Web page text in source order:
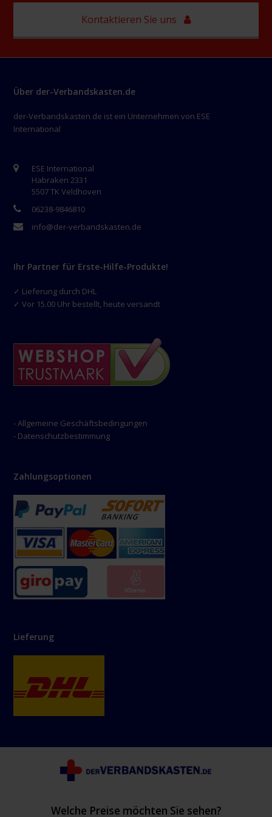
Kontaktieren Sie uns
Über der-Verbandskasten.de
der-Verbandskasten.de ist ein Unternehmen von ESE
International
ESE International
Habraken 2331
5507 TK Veldhoven
06238-9846810
info@der-verbandskasten.de
Ihr Partner für Erste-Hilfe-Produkte!
✓ Lieferung durch DHL
✓ Vor 15.00 Uhr bestellt, heute versandt
- Allgemeine Geschäftsbedingungen
- Datenschutzbestimmung
Zahlungsoptionen
Lieferung
Welche Preise möchten Sie sehen?